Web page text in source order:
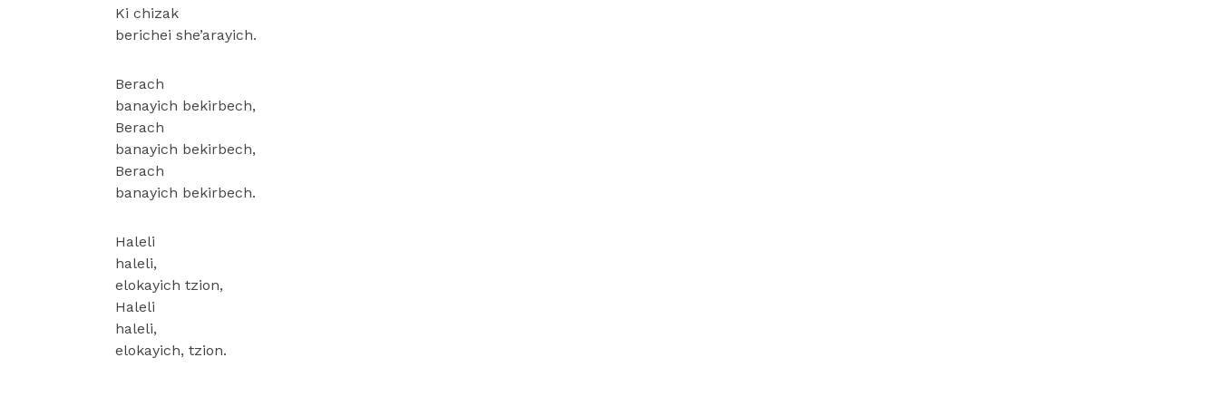
Ki chizak
berichei she’arayich.
Berach
banayich bekirbech,
Berach
banayich bekirbech,
Berach
banayich bekirbech.
Haleli
haleli,
elokayich tzion,
Haleli
haleli,
elokayich, tzion.